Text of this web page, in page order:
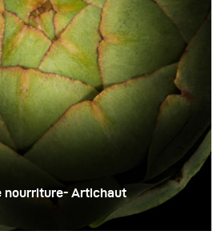
nourriture- Artichaut